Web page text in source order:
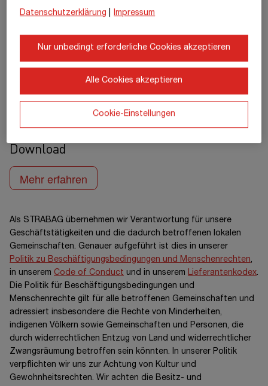
Gemeinden undAnrainer:innenfördern können.
Policies
Policies und Nachweisdokumente zum
Download
Mehr erfahren
Als STRABAG übernehmen wir Verantwortung für unsere
Geschäftstätigkeiten und die dadurch betroffenen lokalen
Gemeinschaften. Genauer aufgeführt ist dies in unserer
Politik zu Beschäftigungsbedingungen und Menschenrechten,
in unserem Code of Conduct und in unserem Lieferantenkodex.
Die Politik für Beschäftigungsbedingungen und
Menschenrechte gilt für alle betroffenen Gemeinschaften und
adressiert insbesondere die Rechte von Minderheiten,
indigenen Völkern sowie Gemeinschaften und Personen, die
durch widerrechtlichen Entzug von Land und widerrechtlicher
Zwangsräumung betroffen sein könnten. In unserer Politik
verpflichten wir uns zur Achtung von Kultur und
Gewohnheitsrechten. Wir achten die Besitz- und
Datenschutzerklärung Impressum
Nur unbedingt erforderliche Cookies akzeptieren
Alle Cookies akzeptieren
Cookie-Einstellungen